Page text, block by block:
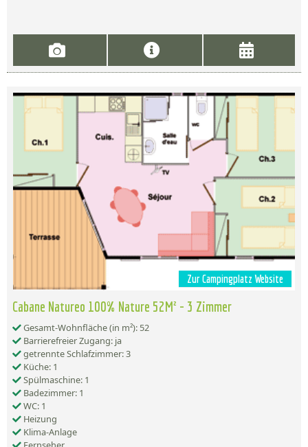
Zur Campingplatz Website
Cabane Natureo 100% Nature 52M² - 3 Zimmer
Gesamt-Wohnfläche (in m²): 52
Barrierefreier Zugang: ja
getrennte Schlafzimmer: 3
Küche: 1
Spülmaschine: 1
Badezimmer: 1
WC: 1
Heizung
Klima-Anlage